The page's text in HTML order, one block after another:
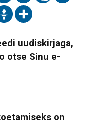
uudiskirjaga,
otse Sinu e-
on